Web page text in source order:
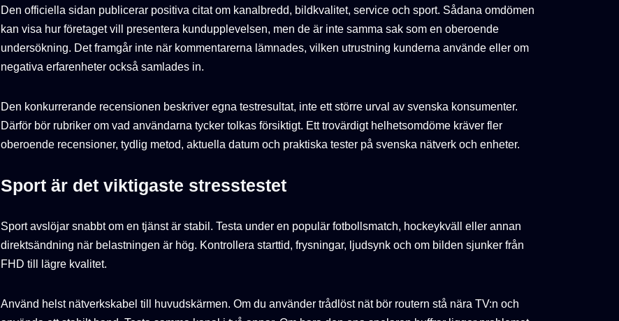
Den officiella sidan publicerar positiva citat om kanalbredd, bildkvalitet, service och sport. Sådana omdömen
kan visa hur företaget vill presentera kundupplevelsen, men de är inte samma sak som en oberoende
undersökning. Det framgår inte när kommentarerna lämnades, vilken utrustning kunderna använde eller om
negativa erfarenheter också samlades in.
Den konkurrerande recensionen beskriver egna testresultat, inte ett större urval av svenska konsumenter.
Därför bör rubriker om vad användarna tycker tolkas försiktigt. Ett trovärdigt helhetsomdöme kräver fler
oberoende recensioner, tydlig metod, aktuella datum och praktiska tester på svenska nätverk och enheter.
Sport är det viktigaste stresstestet
Sport avslöjar snabbt om en tjänst är stabil. Testa under en populär fotbollsmatch, hockeykväll eller annan
direktsändning när belastningen är hög. Kontrollera starttid, frysningar, ljudsynk och om bilden sjunker från
FHD till lägre kvalitet.
Använd helst nätverkskabel till huvudskärmen. Om du använder trådlöst nät bör routern stå nära TV:n och